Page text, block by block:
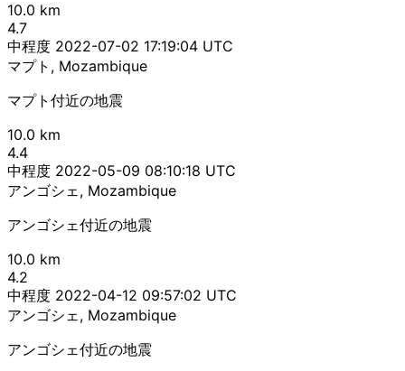
10.0 km
4.7
中程度 2022-07-02 17:19:04 UTC
マプト, Mozambique
マプト付近の地震
10.0 km
4.4
中程度 2022-05-09 08:10:18 UTC
アンゴシェ, Mozambique
アンゴシェ付近の地震
10.0 km
4.2
中程度 2022-04-12 09:57:02 UTC
アンゴシェ, Mozambique
アンゴシェ付近の地震